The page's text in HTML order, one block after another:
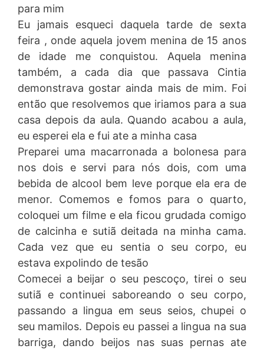
para mim
Eu jamais esqueci daquela tarde de sexta
feira , onde aquela jovem menina de 15 anos
de idade me conquistou. Aquela menina
também, a cada dia que passava Cintia
demonstrava gostar ainda mais de mim. Foi
então que resolvemos que iriamos para a sua
casa depois da aula. Quando acabou a aula,
eu esperei ela e fui ate a minha casa
Preparei uma macarronada a bolonesa para
nos dois e servi para nós dois, com uma
bebida de alcool bem leve porque ela era de
menor. Comemos e fomos para o quarto,
coloquei um filme e ela ficou grudada comigo
de calcinha e sutiã deitada na minha cama.
Cada vez que eu sentia o seu corpo, eu
estava expolindo de tesão
Comecei a beijar o seu pescoço, tirei o seu
sutiã e continuei saboreando o seu corpo,
passando a lingua em seus seios, chupei o
seu mamilos. Depois eu passei a lingua na sua
barriga, dando beijos nas suas pernas ate